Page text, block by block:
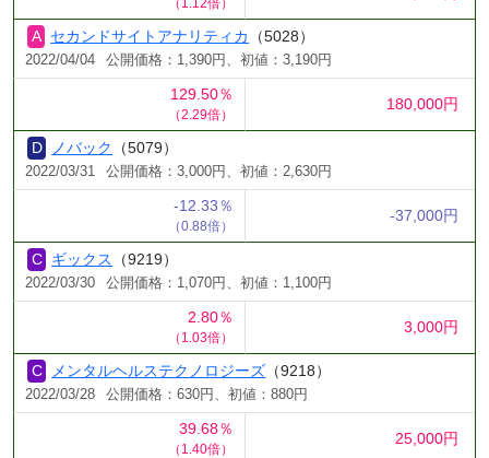
セカンドサイトアナリティカ （5028）
2022/04/04 公開価格：1,390円、初値：3,190円
129.50％
（2.29倍）
180,000円
ノバック （5079）
2022/03/31 公開価格：3,000円、初値：2,630円
-12.33％
（0.88倍）
-37,000円
ギックス （9219）
2022/03/30 公開価格：1,070円、初値：1,100円
2.80％
（1.03倍）
3,000円
メンタルヘルステクノロジーズ （9218）
2022/03/28 公開価格：630円、初値：880円
39.68％
（1.40倍）
25,000円